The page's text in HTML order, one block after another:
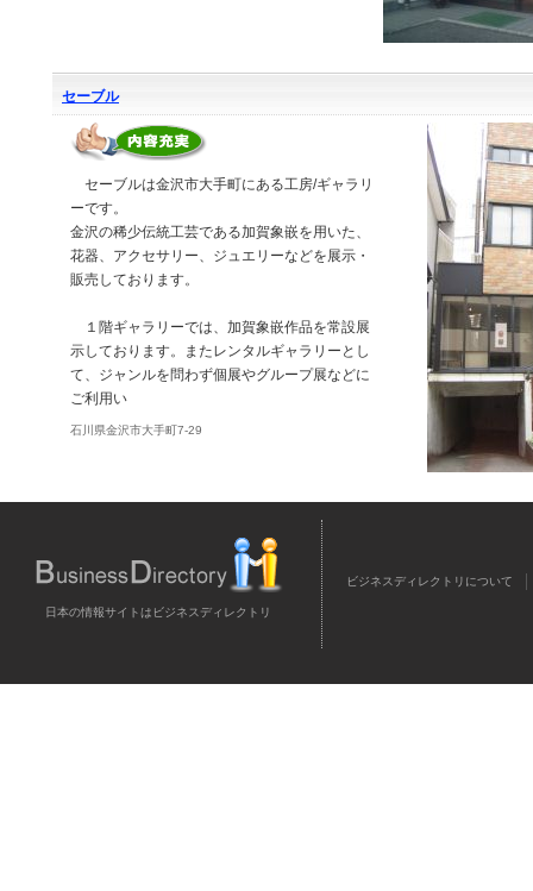
セーブル
セーブルは金沢市大手町にある工房/ギャラリ
ーです。
金沢の稀少伝統工芸である加賀象嵌を用いた、
花器、アクセサリー、ジュエリーなどを展示・
販売しております。
１階ギャラリーでは、加賀象嵌作品を常設展
示しております。またレンタルギャラリーとし
て、ジャンルを問わず個展やグループ展などに
ご利用い
石川県金沢市大手町7-29
日本の情報サイトはビジネスディレクトリ
ビジネスディレクトリについて